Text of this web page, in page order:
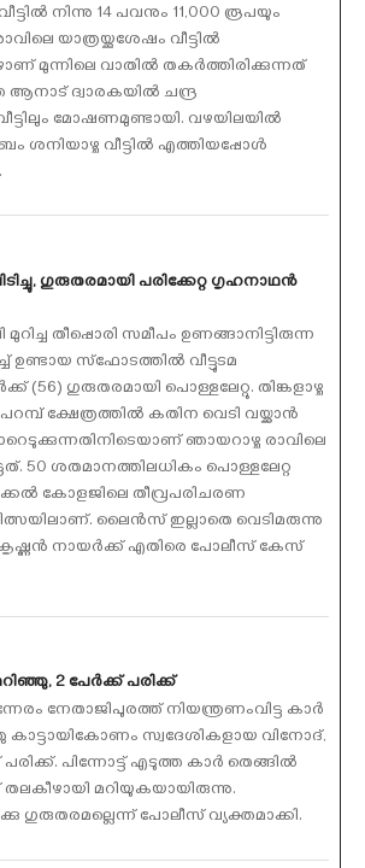
വീട്ടില്‍ നിന്നു 14 പവനും 11,000 രൂപയും
യാത്രയ്ക്കുശേഷം വീട്ടില്‍
മുന്നിലെ വാതില്‍ തകര്‍ത്തിരിക്കുന്നത്
ദ്വാരകയില്‍ ചന്ദ്ര
മോഷണമുണ്ടായി. വഴയിലയില്‍
ശനിയാഴ്ച വീട്ടില്‍ എത്തിയപ്പോള്‍
ഗുരുതരമായി പരിക്കേറ്റ ഗൃഹനാഥന്‍
തീപ്പൊരി സമീപം ഉണങ്ങാനിട്ടിരുന്ന
ഉണ്ടായ സ്‌ഫോടത്തില്‍ വീട്ടുടമ
(56) ഗുരുതരമായി പൊള്ളലേറ്റു. തിങ്കളാഴ്ച
ക്ഷേത്രത്തില്‍ കതിന വെടി വയ്ക്കാന്‍
ഞായറാഴ്ച രാവിലെ
50 ശതമാനത്തിലധികം പൊള്ളലേറ്റ
കോളജിലെ തീവ്രപരിചരണ
ലൈന്‍സ് ഇല്ലാതെ വെടിമരുന്നു
നായര്‍ക്ക് എതിരെ പോലീസ് കേസ്
2 പേര്‍ക്ക് പരിക്ക്
നേതാജിപുരത്ത് നിയന്ത്രണംവിട്ട കാര്‍
കാട്ടായികോണം സ്വദേശികളായ വിനോദ്,
പിന്നോട്ട് എടുത്ത കാര്‍ തെങ്ങില്‍
തലകീഴായി മറിയുകയായിരുന്നു.
ഗുരുതരമല്ലെന്ന് പോലീസ് വ്യക്തമാക്കി.